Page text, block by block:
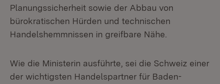
Planungssicherheit sowie der Abbau von
bürokratischen Hürden und technischen
Handelshemmnissen in greifbare Nähe.
Wie die Ministerin ausführte, sei die Schweiz einer
der wichtigsten Handelspartner für Baden-